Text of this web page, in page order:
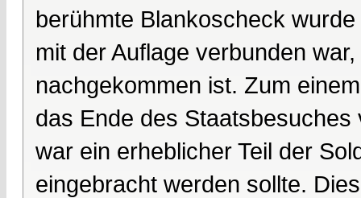
berühmte Blankoscheck
mit der Auflage verbunden
nachgekommen ist. Zum
das Ende des
war ein erheblicher Teil der
eingebracht werden sollte.